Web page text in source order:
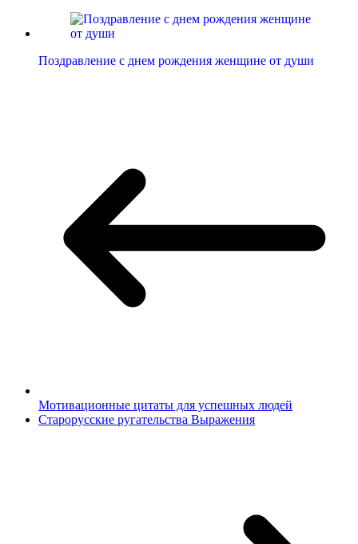
Поздравление с днем рождения женщине от души
Мотивационные цитаты для успешных людей
Старорусские ругательства Выражения